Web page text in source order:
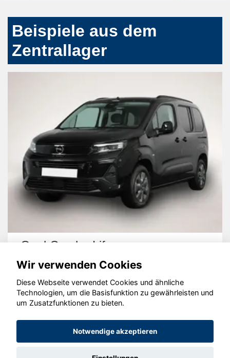
Beispiele aus dem
Zentrallager
Opel Combo Life
© konjunkturmotor.de GmbH 2020 - 2026
Wir verwenden Cookies
Diese Webseite verwendet Cookies und ähnliche
Technologien, um die Basisfunktion zu gewährleisten und
um Zusatzfunktionen zu bieten.
Notwendige akzeptieren